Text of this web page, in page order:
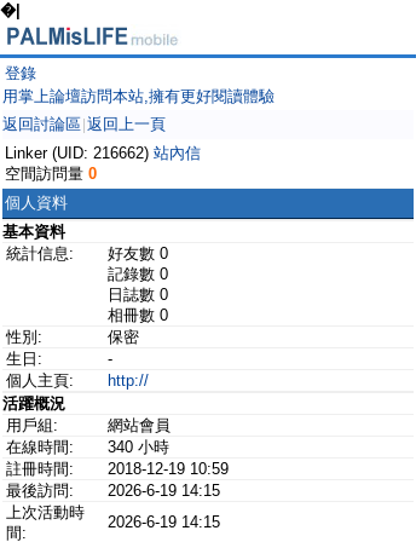
�|
登錄
用掌上論壇訪問本站,擁有更好閱讀體驗
返回討論區 返回上一頁
Linker (UID: 216662) 站內信
空間訪問量 0
個人資料
基本資料
統計信息:
好友數 0
記錄數 0
日誌數 0
相冊數 0
性別:
保密
生日:
-
個人主頁:
http://
活躍概況
用戶組:
網站會員
在線時間:
340 小時
註冊時間:
2018-12-19 10:59
最後訪問:
2026-6-19 14:15
上次活動時
間:
2026-6-19 14:15